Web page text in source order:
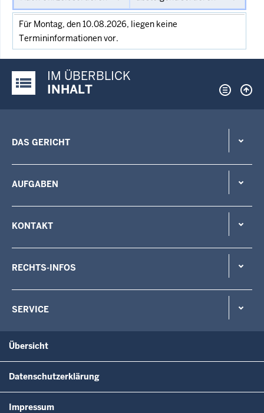
Für Montag, den 10.08.2026, liegen keine
Termininformationen vor.
Justiz-Portal im Überblick:
IM ÜBERBLICK
INHALT
DAS GERICHT
AUFGABEN
KONTAKT
RECHTS-INFOS
SERVICE
Übersicht
Datenschutzerklärung
Impressum